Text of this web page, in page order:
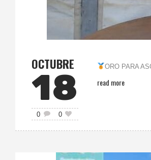
OCTUBRE
18
0 0
ORO PARA
read more